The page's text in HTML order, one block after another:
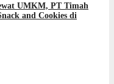
UMKM, PT Timah
and Cookies di